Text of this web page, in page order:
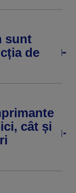
sunt
de
cât și